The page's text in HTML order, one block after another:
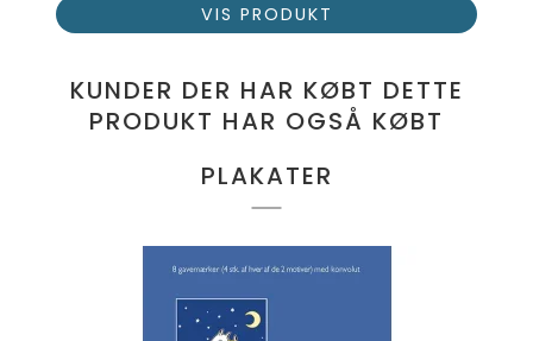
VIS PRODUKT
KUNDER DER HAR KØBT DETTE
PRODUKT HAR OGSÅ KØBT
PLAKATER